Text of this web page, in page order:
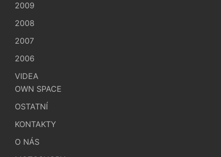
2009
2008
2007
2006
VIDEA
OWN SPACE
OSTATNÍ
KONTAKTY
O NÁS